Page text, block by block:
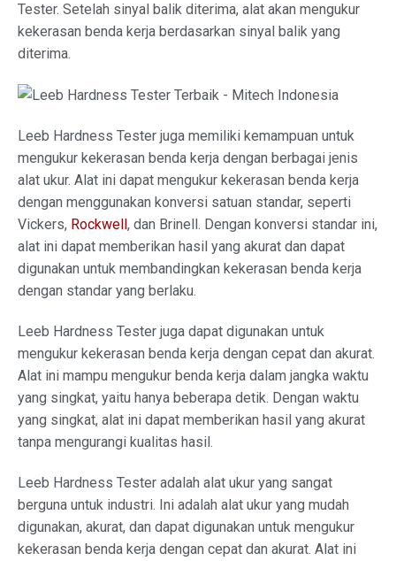
Tester. Setelah sinyal balik diterima, alat akan mengukur
kekerasan benda kerja berdasarkan sinyal balik yang
diterima.
Leeb Hardness Tester juga memiliki kemampuan untuk
mengukur kekerasan benda kerja dengan berbagai jenis
alat ukur. Alat ini dapat mengukur kekerasan benda kerja
dengan menggunakan konversi satuan standar, seperti
Vickers, Rockwell, dan Brinell. Dengan konversi standar ini,
alat ini dapat memberikan hasil yang akurat dan dapat
digunakan untuk membandingkan kekerasan benda kerja
dengan standar yang berlaku.
Leeb Hardness Tester juga dapat digunakan untuk
mengukur kekerasan benda kerja dengan cepat dan akurat.
Alat ini mampu mengukur benda kerja dalam jangka waktu
yang singkat, yaitu hanya beberapa detik. Dengan waktu
yang singkat, alat ini dapat memberikan hasil yang akurat
tanpa mengurangi kualitas hasil.
Leeb Hardness Tester adalah alat ukur yang sangat
berguna untuk industri. Ini adalah alat ukur yang mudah
digunakan, akurat, dan dapat digunakan untuk mengukur
kekerasan benda kerja dengan cepat dan akurat. Alat ini